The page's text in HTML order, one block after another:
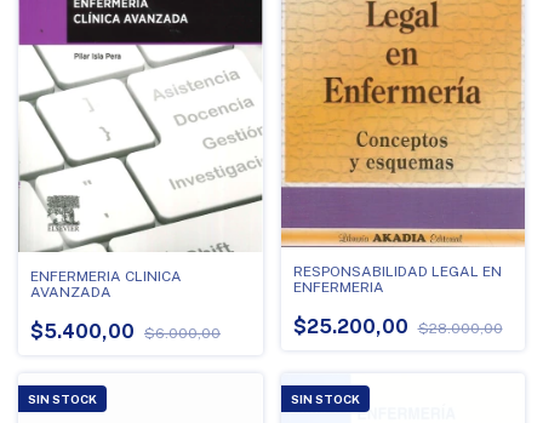
ENFERMERIA CLINICA
AVANZADA
$5.400,00 $6.000,00
RESPONSABILIDAD LEGAL EN
ENFERMERIA
$25.200,00 $28.000,00
SIN STOCK SIN STOCK